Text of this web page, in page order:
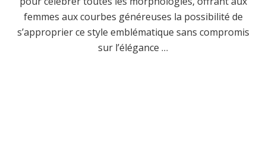
femmes aux courbes généreuses la possibilité de
s’approprier ce style emblématique sans compromis
sur l’élégance …